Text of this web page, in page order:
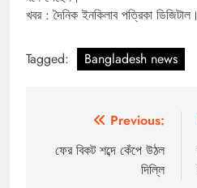
খবর : দৈনিক ইনকিলাব পত্রিকা ডিজিটাল।
Tagged: Bangladesh news
navigation
Previous:
ফের বিকট শব্দে কেঁপে উঠল
দিল্লি